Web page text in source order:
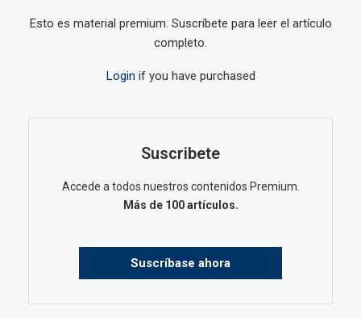
Esto es material premium. Suscríbete para leer el artículo
completo.
Login if you have purchased
Suscribete
Accede a todos nuestros contenidos Premium.
Más de 100 artículos.
Suscríbase ahora